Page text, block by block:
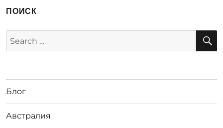
ПОИСК
Search
for:
Блог
Австралия